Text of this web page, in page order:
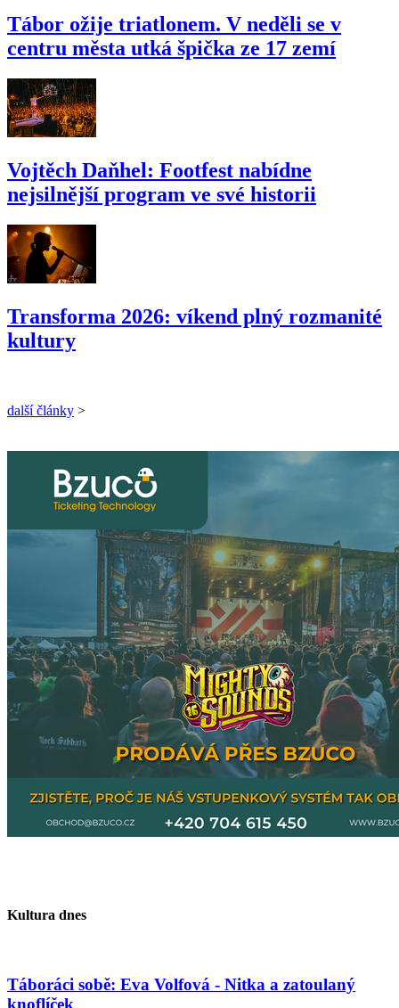
Tábor ožije triatlonem. V neděli se v
centru města utká špička ze 17 zemí
Vojtěch Daňhel: Footfest nabídne
nejsilnější program ve své historii
Transforma 2026: víkend plný rozmanité
kultury
další články >
Kultura dnes
Táboráci sobě: Eva Volfová - Nitka a zatoulaný
knoflíček